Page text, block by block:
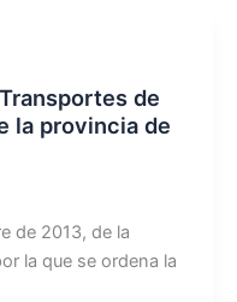
de
la provincia de
de 2013, de la
la que se ordena la